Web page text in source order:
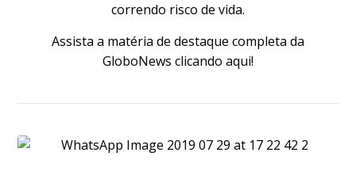
correndo risco de vida.
Assista a matéria de destaque completa da
GloboNews clicando aqui!